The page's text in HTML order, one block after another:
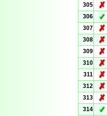
305
✗
306
✓
307
✗
308
✗
309
✗
310
✗
311
✗
312
✗
313
✗
314
✓